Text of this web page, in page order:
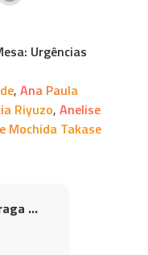
Urgências
, Ana Paula
Riyuzo, Anelise
Mochida Takase
...